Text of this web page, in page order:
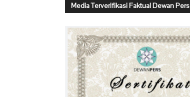
Media Terverifikasi Faktual Dewan Pers